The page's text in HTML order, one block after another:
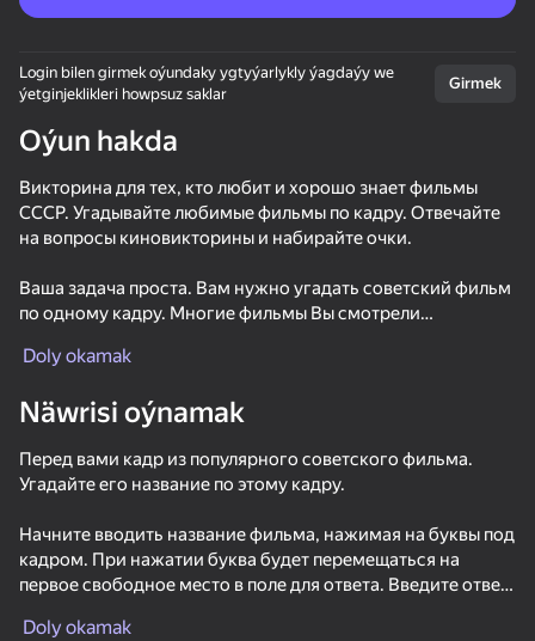
Akinator
65
42
77
Login bilen girmek oýundaky ygtyýarlykly ýagdaýy we
ýetginjeklikleri howpsuz saklar
Girmek
Oýun hakda
Викторина для тех, кто любит и хорошо знает фильмы
СССР. Угадывайте любимые фильмы по кадру. Отвечайте
на вопросы киновикторины и набирайте очки.
Ваша задача проста. Вам нужно угадать советский фильм
по одному кадру. Многие фильмы Вы смотрели
успели подзабыть. Здесь вам пригодится хорошая
- Угадайте советского актёра по фото
- Цитаты из фильмов
- Музыка из фильмов
Если вам понравилась викторина, то вы можете оставить
отзыв.
Doly okamak
Näwrisi oýnamak
Перед вами кадр из популярного советского фильма.
Угадайте его название по этому кадру.
Начните вводить название фильма, нажимая на буквы под
кадром. При нажатии буква будет перемещаться на
первое свободное место в поле для ответа. Введите ответ
ячеек. Не все буквы будут использованы. Лишние буквы
Doly okamak